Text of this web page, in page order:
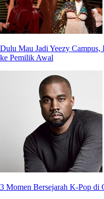
Dulu Mau Jadi Yeezy
ke Pemilik Awal
3 Momen Bersejarah K-Pop di